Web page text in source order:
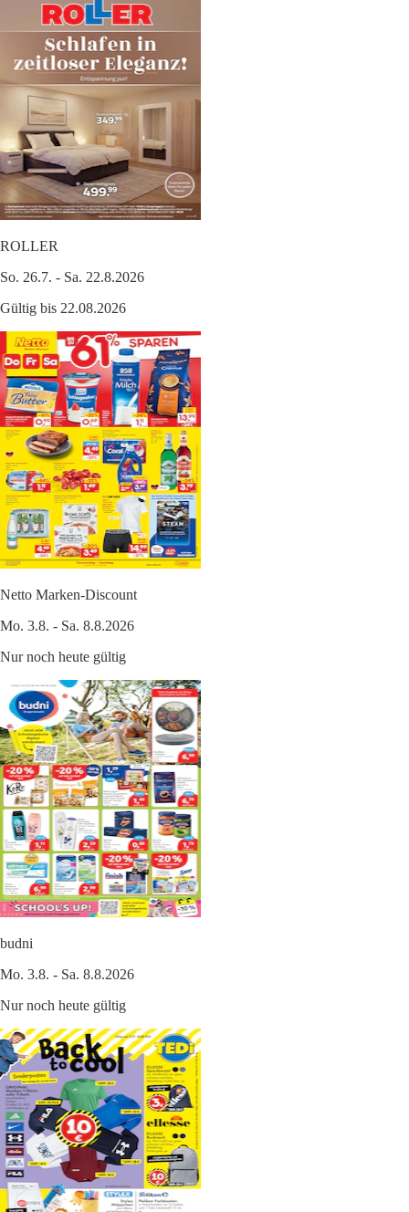
ROLLER
So. 26.7. - Sa. 22.8.2026
Gültig bis 22.08.2026
Netto Marken-Discount
Mo. 3.8. - Sa. 8.8.2026
Nur noch heute gültig
budni
Mo. 3.8. - Sa. 8.8.2026
Nur noch heute gültig